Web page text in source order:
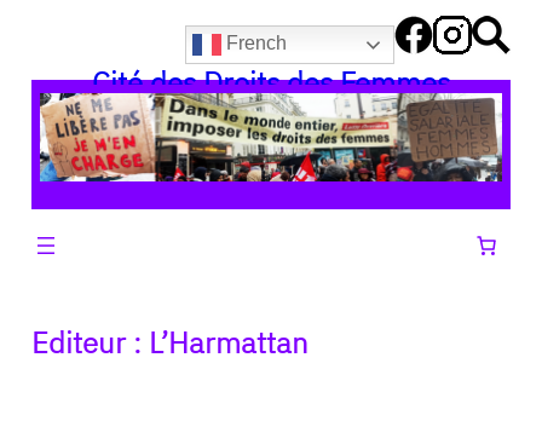
contenu
French
Cité des Droits des Femmes
Editeur : L’Harmattan